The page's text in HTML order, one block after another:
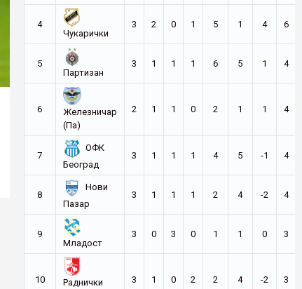
4
Чукарички
3 2 0 1 5 1 4 6
5
Партизан
3 1 1 1 6 5 1 4
6
Железничар
(Па)
2 1 1 0 2 1 1 4
7
ОФК
Београд
3 1 1 1 4 5 -1 4
8
Нови
Пазар
3 1 1 1 2 4 -2 4
9
Младост
3 0 3 0 1 1 0 3
10
Раднички
3 1 0 2 2 4 -2 3